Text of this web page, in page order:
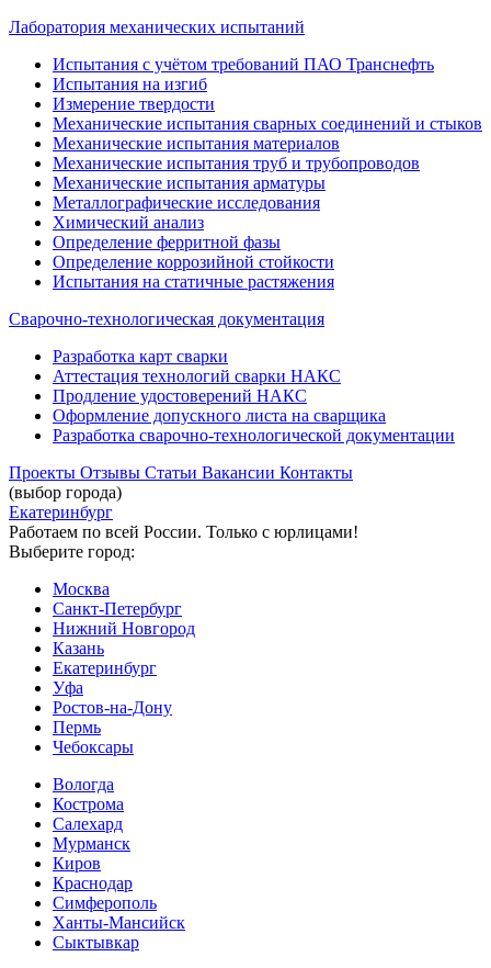
Лаборатория механических испытаний
Испытания с учётом требований ПАО Транснефть
Испытания на изгиб
Измерение твердости
Механические испытания сварных соединений и стыков
Механические испытания материалов
Механические испытания труб и трубопроводов
Механические испытания арматуры
Металлографические исследования
Химический анализ
Определение ферритной фазы
Определение коррозийной стойкости
Испытания на статичные растяжения
Сварочно-технологическая документация
Разработка карт сварки
Аттестация технологий сварки НАКС
Продление удостоверений НАКС
Оформление допускного листа на сварщика
Разработка сварочно-технологической документации
Проекты Отзывы Статьи Вакансии Контакты
(выбор города)
Екатеринбург
Работаем по всей России. Только с юрлицами!
Выберите город:
Москва
Санкт-Петербург
Нижний Новгород
Казань
Екатеринбург
Уфа
Ростов-на-Дону
Пермь
Чебоксары
Вологда
Кострома
Салехард
Мурманск
Киров
Краснодар
Симферополь
Ханты-Мансийск
Сыктывкар